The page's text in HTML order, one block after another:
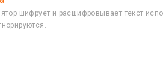
шифрует и расшифровывает текст